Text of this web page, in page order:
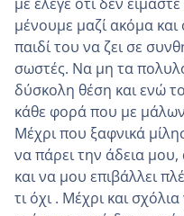
μένουμε μαζί ακόμα και
παιδί του να ζει σε
σωστές. Να μη τα
δύσκολη θέση και ενώ
κάθε φορά που με
Μέχρι που ξαφνικά
να πάρει την άδεια μου,
και να μου επιβάλλει
τι όχι . Μέχρι και